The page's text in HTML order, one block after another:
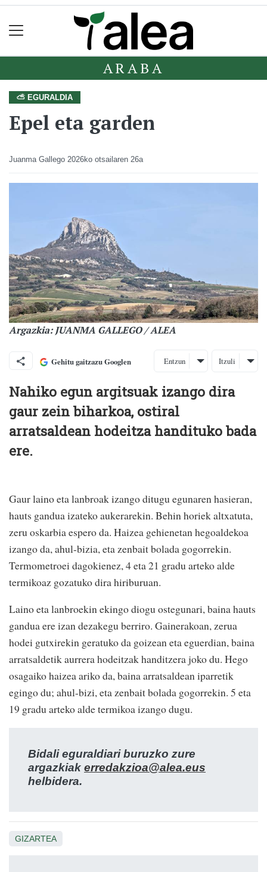
ARABA
⛅ EGURALDIA
Epel eta garden
Juanma Gallego 2026ko otsailaren 26a
Argazkia: JUANMA GALLEGO / ALEA
Gehitu gaitzazu Googlen Entzun Itzuli
Nahiko egun argitsuak izango dira
gaur zein biharkoa, ostiral
arratsaldean hodeitza handituko bada
ere.
Gaur laino eta lanbroak izango ditugu egunaren hasieran,
hauts gandua izateko aukerarekin. Behin horiek altxatuta,
zeru oskarbia espero da. Haizea gehienetan hegoaldekoa
izango da, ahul-bizia, eta zenbait bolada gogorrekin.
Termometroei dagokienez, 4 eta 21 gradu arteko alde
termikoaz gozatuko dira hiriburuan.
Laino eta lanbroekin ekingo diogu ostegunari, baina hauts
gandua ere izan dezakegu berriro. Gainerakoan, zerua
hodei gutxirekin geratuko da goizean eta eguerdian, baina
arratsaldetik aurrera hodeitzak handitzera joko du. Hego
osagaiko haizea ariko da, baina arratsaldean iparretik
egingo du; ahul-bizi, eta zenbait bolada gogorrekin. 5 eta
19 gradu arteko alde termikoa izango dugu.
Bidali eguraldiari buruzko zure
argazkiak erredakzioa@alea.eus
helbidera.
GIZARTEA